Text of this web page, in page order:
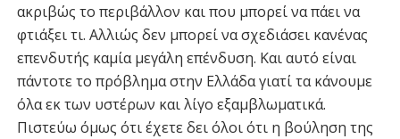
ακριβώς το περιβάλλον και που μπορεί να πάει να
φτιάξει τι. Αλλιώς δεν μπορεί να σχεδιάσει κανένας
επενδυτής καμία μεγάλη επένδυση. Και αυτό είναι
πάντοτε το πρόβλημα στην Ελλάδα γιατί τα κάνουμε
όλα εκ των υστέρων και λίγο εξαμβλωματικά.
Πιστεύω όμως ότι έχετε δει όλοι ότι η βούληση της